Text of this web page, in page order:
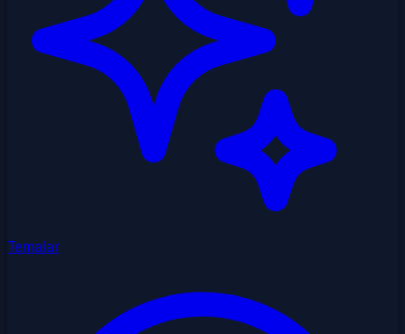
Temalar